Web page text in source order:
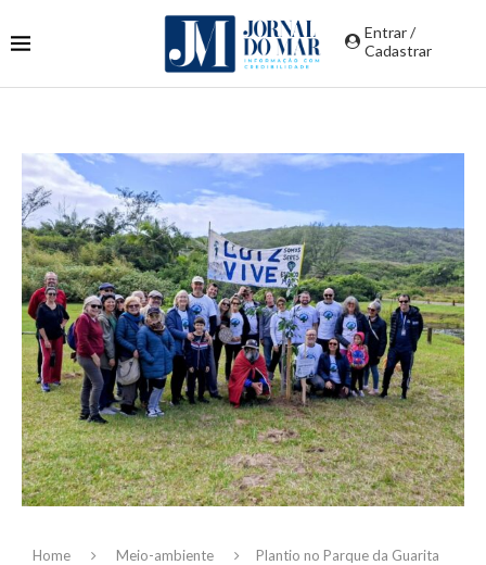
Entrar /
Cadastrar
Home Meio-ambiente
Plantio no Parque da Guarita